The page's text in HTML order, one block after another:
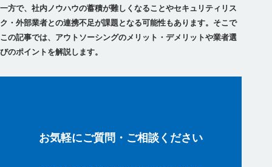
一方で、社内ノウハウの蓄積が難しくなることやセキュリティリス
ク・外部業者との連携不足が課題となる可能性もあります。そこで
この記事では、アウトソーシングのメリット・デメリットや業者選
びのポイントを解説します。
お気軽にご質問・ご相談ください